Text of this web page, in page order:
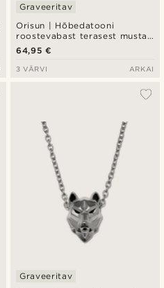
Orisun | Hõbedatooni
roostevabast terasest musta
oonüksi joone ripatskaelakee
Graveeritav
64,95 €
3 VÄRVI ARKAI
Graveeritav